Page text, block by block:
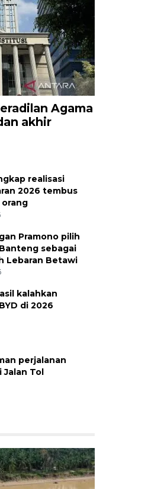
Agama
akhir
realisasi
2026 tembus
orang
Pramono pilih
sebagai
Lebaran Betawi
kalahkan
di 2026
perjalanan
Tol